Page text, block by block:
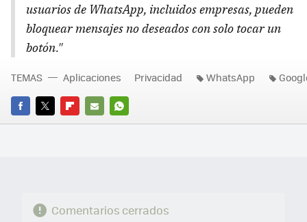
usuarios de WhatsApp, incluidos empresas, pueden
bloquear mensajes no deseados con solo tocar un
botón."
FACEBOOK
TWITTERFLIPBOARD
E-
WHATSAPP
TEMAS Aplicaciones Privacidad WhatsApp
Comentarios cerrados